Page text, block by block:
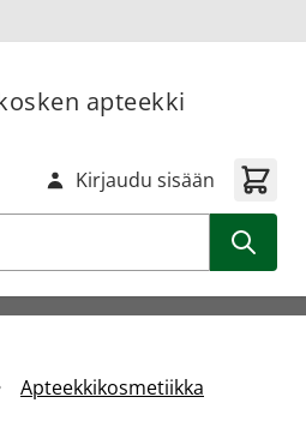
apteekki
Kirjaudu sisään
Apteekkikosmetiikka